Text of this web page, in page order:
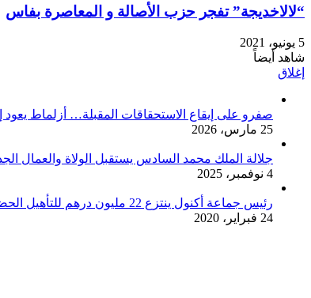
“لالاخديجة” تفجر حزب الأصالة و المعاصرة بفاس
5 يونيو، 2021
شاهد أيضاً
إغلاق
صفرو على إيقاع الاستحقاقات المقبلة… أزلماط يعود
25 مارس، 2026
جلالة الملك محمد السادس يستقبل الولاة والعمال
4 نوفمبر، 2025
رئيس جماعة أكنول ينتزع 22 مليون درهم للتأهيل الحضري و تنزيل سياسة المدينة
24 فبراير، 2020